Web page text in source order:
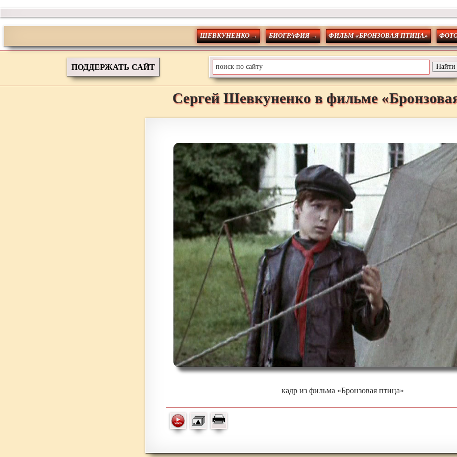
ШЕВКУНЕНКО → БИОГРАФИЯ → ФИЛЬМ «БРОНЗОВАЯ ПТИЦА»
ПОДДЕРЖАТЬ САЙТ
Сергей Шевкуненко в фильме
кадр из фильма «Бронзовая птица»